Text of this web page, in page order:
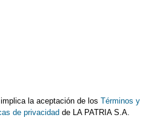
la aceptación de losTérminos y
de privacidad de LA PATRIA S.A.